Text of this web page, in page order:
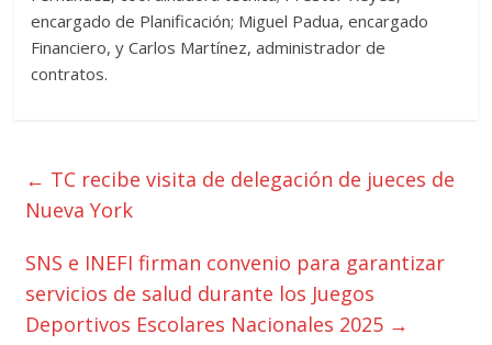
encargado de Planificación; Miguel Padua, encargado
Financiero, y Carlos Martínez, administrador de
contratos.
← TC recibe visita de delegación de jueces de
Nueva York
SNS e INEFI firman convenio para garantizar
servicios de salud durante los Juegos
Deportivos Escolares Nacionales 2025 →